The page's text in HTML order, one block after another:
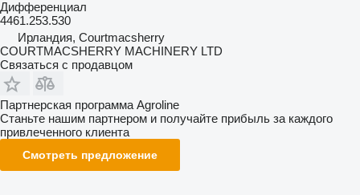
Дифференциал
4461.253.530
Ирландия, Courtmacsherry
COURTMACSHERRY MACHINERY LTD
Связаться с продавцом
Партнерская программа Agroline
Станьте нашим партнером и получайте прибыль за каждого
привлеченного клиента
Смотреть предложение